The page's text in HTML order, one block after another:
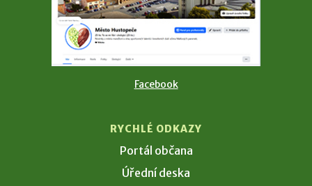
Facebook
RYCHLÉ ODKAZY
Portál občana
Úřední deska